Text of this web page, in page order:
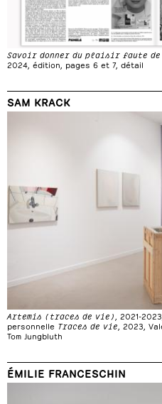
Savoir donner du plaisir faute de
2024, édition, pages 6 et 7, détail
SAM KRACK
Artemis (traces de vie) , 2021-
personnelle Traces de vie, 2023,
Tom Jungbluth
ÉMILIE FRANCESCHIN